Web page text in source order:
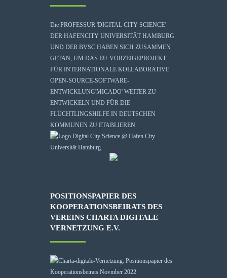
Die PROFESSUR 'DIGITAL CITY SCIENCE'
DER HAFENCITY UNIVERSITÄT HAMBURG
UND DER BVSC HABEN SICH ZUSAMMEN
GETAN, UM DAS EU-VORZEIGEPROJEKT
FÜR INTERNATIONALE KOLLABORATIVE
OPEN-SOURCE-SOFTWARE-
ENTWICKLUNG'MICADO' WEITER ZU
ENTWICKELN UND FÜR DIE
FLÜCHTLINGSHILFE IN DEUTSCHEN
KOMMUNEN ZU ETABLIEREN.
POSITIONSPAPIER DES
KOOPERATIONSBEIRATS DES
VEREINS CHARTA DIGITALE
VERNETZUNG E.V.